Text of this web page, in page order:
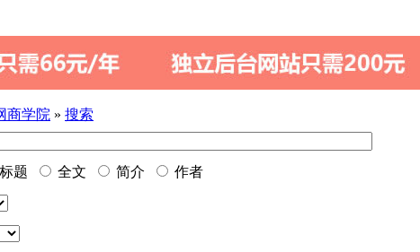
商学院 » 搜索
标题 全文 简介
作者